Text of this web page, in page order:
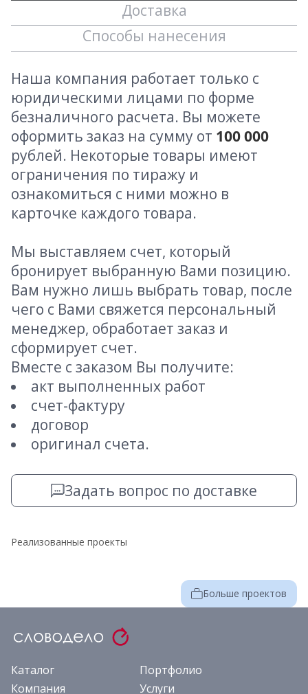
Доставка
Способы нанесения
Наша компания работает только с
юридическими лицами по форме
безналичного расчета. Вы можете
оформить заказ на сумму от 100 000
рублей. Некоторые товары имеют
ограничения по тиражу и
ознакомиться с ними можно в
карточке каждого товара.
Мы выставляем счет, который
бронирует выбранную Вами позицию.
Вам нужно лишь выбрать товар, после
чего с Вами свяжется персональный
менеджер, обработает заказ и
сформирует счет.
Вместе с заказом Вы получите:
акт выполненных работ
счет-фактуру
договор
оригинал счета.
Задать вопрос по доставке
Реализованные проекты
Больше проектов
Каталог
Портфолио
Компания
Услуги